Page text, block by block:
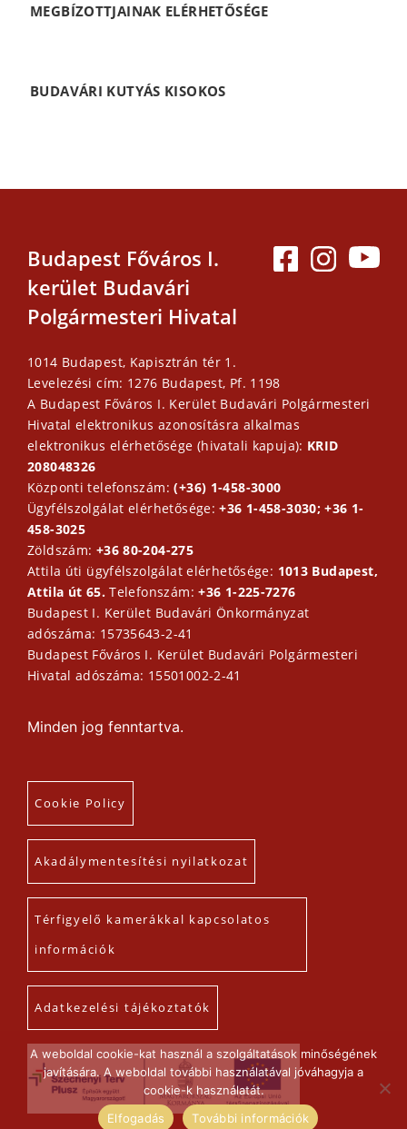
MEGBÍZOTTJAINAK ELÉRHETŐSÉGE
BUDAVÁRI KUTYÁS KISOKOS
Budapest Főváros I.
kerület Budavári
Polgármesteri Hivatal
1014 Budapest, Kapisztrán tér 1.
Levelezési cím: 1276 Budapest, Pf. 1198
A Budapest Főváros I. Kerület Budavári Polgármesteri
Hivatal elektronikus azonosításra alkalmas
elektronikus elérhetősége (hivatali kapuja): KRID
208048326
Központi telefonszám:(+36) 1-458-3000
Ügyfélszolgálat elérhetősége:+36 1-458-3030; +36 1-
458-3025
Zöldszám: +36 80-204-275
Attila úti ügyfélszolgálat elérhetősége: 1013 Budapest,
Attila út 65.Telefonszám:+36 1-225-7276
Budapest I. Kerület Budavári Önkormányzat
adószáma: 15735643-2-41
Budapest Főváros I. Kerület Budavári Polgármesteri
Hivatal adószáma: 15501002-2-41
Minden jog fenntartva.
Cookie Policy
Akadálymentesítési nyilatkozat
Térfigyelő kamerákkal kapcsolatos
információk
Adatkezelési tájékoztatók
A weboldal cookie-kat használ a szolgáltatások minőségének
javítására. A weboldal további használatával jóváhagyja a
cookie-k használatát.
Elfogadás
További információk